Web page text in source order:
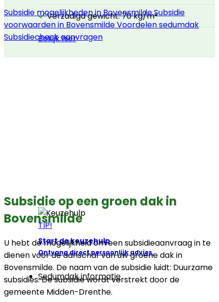
Verzadigd gewicht: 70 kg/m²
Bekijk hier
TIP!
Start de keuzehulp
Ontvang direct persoonlijk advies.
Sedumdak informatie
Subsidie mogelijkheden in BovensmildeSubsidie
voorwaarden in BovensmildeVoordelen sedumdak
Subsidiecheck aanvragen
Subsidie op een groen dak in
Bovensmilde
U hebt de mogelijkheid om een subsidieaanvraag in te
dienen voor de aanschaf van uw groene dak in
Bovensmilde. De naam van de subsidie luidt: Duurzame
subsidies. De subsidie wordt verstrekt door de
gemeente Midden-Drenthe.